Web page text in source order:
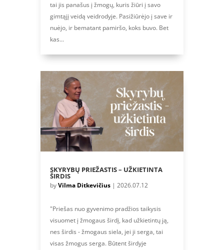
tai jis panašus į žmogų, kuris žiūri į savo
gimtąjį veidą veidrodyje. Pasižiūrėjo į save ir
nuėjo, ir bematant pamiršo, koks buvo. Bet
kas...
SKYRYBŲ PRIEŽASTIS – UŽKIETINTA
ŠIRDIS
byVilma Ditkevičius| 2026.07.12
"Priešas nuo gyvenimo pradžios taikysis
visuomet į žmogaus širdį, kad užkietintų ją,
nes širdis - žmogaus siela, jei ji serga, tai
visas žmogus serga. Būtent širdyje